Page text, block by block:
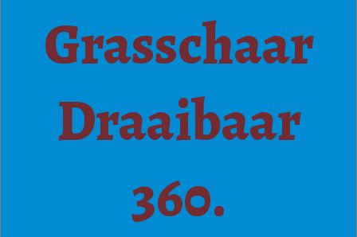
Grasschaar
Draaibaar
360.